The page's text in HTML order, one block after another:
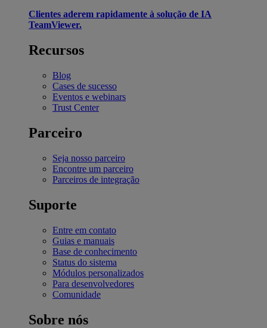
Clientes aderem rapidamente à solução de IA
TeamViewer.
Recursos
Blog
Cases de sucesso
Eventos e webinars
Trust Center
Parceiro
Seja nosso parceiro
Encontre um parceiro
Parceiros de integração
Suporte
Entre em contato
Guias e manuais
Base de conhecimento
Status do sistema
Módulos personalizados
Para desenvolvedores
Comunidade
Sobre nós